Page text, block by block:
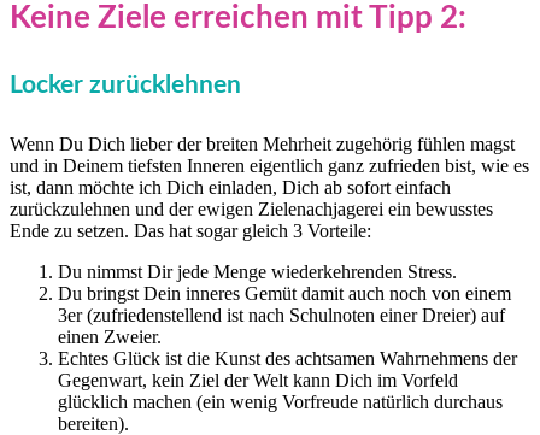
Keine Ziele erreichen mit Tipp 2:
Locker zurücklehnen
Wenn Du Dich lieber der breiten Mehrheit zugehörig fühlen magst
und in Deinem tiefsten Inneren eigentlich ganz zufrieden bist, wie es
ist, dann möchte ich Dich einladen, Dich ab sofort einfach
zurückzulehnen und der ewigen Zielenachjagerei ein bewusstes
Ende zu setzen. Das hat sogar gleich 3 Vorteile:
Du nimmst Dir jede Menge wiederkehrenden Stress.
Du bringst Dein inneres Gemüt damit auch noch von einem
3er (zufriedenstellend ist nach Schulnoten einer Dreier) auf
einen Zweier.
Echtes Glück ist die Kunst des achtsamen Wahrnehmens der
Gegenwart, kein Ziel der Welt kann Dich im Vorfeld
glücklich machen (ein wenig Vorfreude natürlich durchaus
bereiten).